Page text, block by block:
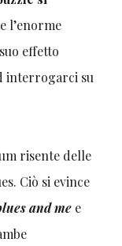
l’enorme
effetto
interrogarci su
risente delle
Ciò si evince
and me e